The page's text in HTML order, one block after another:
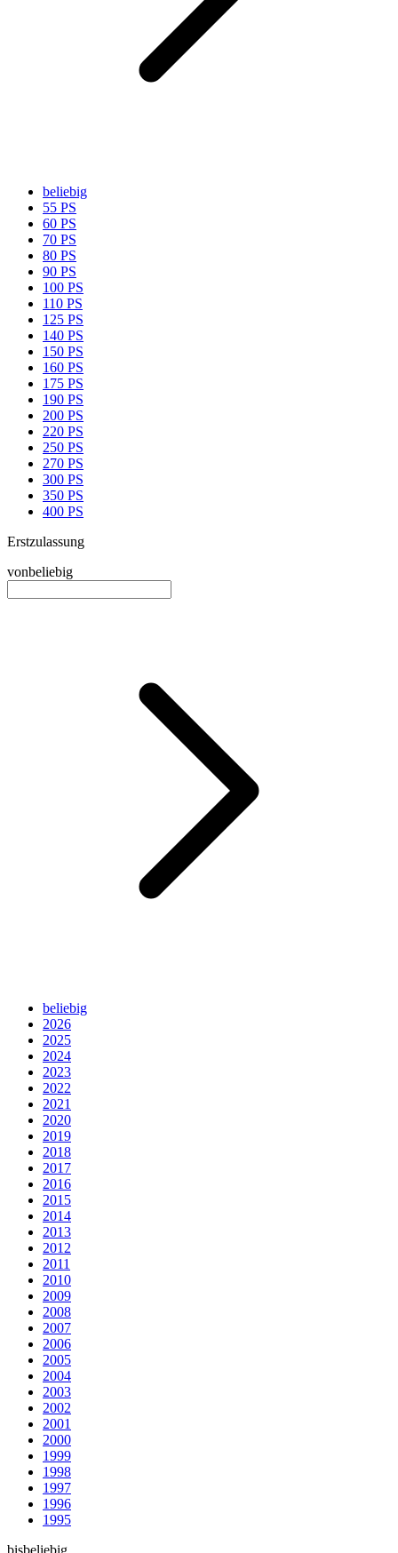
beliebig
55 PS
60 PS
70 PS
80 PS
90 PS
100 PS
110 PS
125 PS
140 PS
150 PS
160 PS
175 PS
190 PS
200 PS
220 PS
250 PS
270 PS
300 PS
350 PS
400 PS
Erstzulassung
vonbeliebig
beliebig
2026
2025
2024
2023
2022
2021
2020
2019
2018
2017
2016
2015
2014
2013
2012
2011
2010
2009
2008
2007
2006
2005
2004
2003
2002
2001
2000
1999
1998
1997
1996
1995